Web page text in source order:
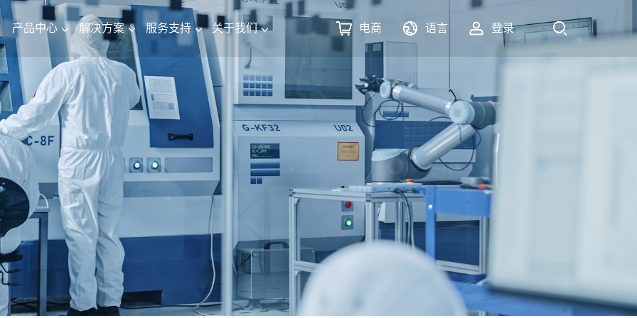
登录
语言
电商
产品中心 解决方案 服务支持 关于我们